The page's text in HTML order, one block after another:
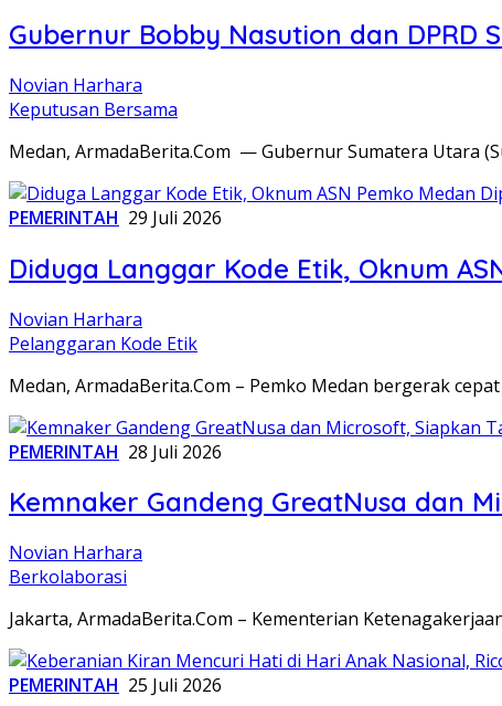
Gubernur Bobby Nasution dan DPRD
Novian Harhara
Keputusan Bersama
Medan, ArmadaBerita.Com — Gubernur Sumatera Utara
PEMERINTAH 29 Juli 2026
Diduga Langgar Kode Etik, Oknum
Novian Harhara
Pelanggaran Kode Etik
Medan, ArmadaBerita.Com – Pemko Medan bergerak
PEMERINTAH 28 Juli 2026
Kemnaker Gandeng GreatNusa dan
Novian Harhara
Berkolaborasi
Jakarta, ArmadaBerita.Com – Kementerian
PEMERINTAH 25 Juli 2026